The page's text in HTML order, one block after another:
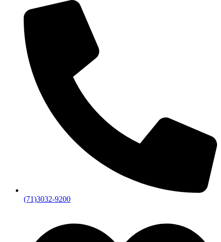
(71)3032-9200